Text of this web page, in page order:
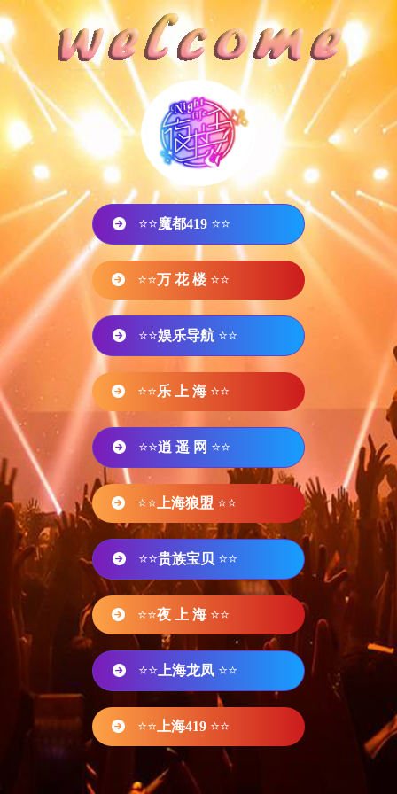
⭐⭐魔都419 ⭐⭐
⭐⭐万 花 楼 ⭐⭐
⭐⭐娱乐导航 ⭐⭐
⭐⭐乐 上 海 ⭐⭐
⭐⭐逍 遥 网 ⭐⭐
⭐⭐ 上海狼盟 ⭐⭐
⭐⭐贵族宝贝 ⭐⭐
⭐⭐夜 上 海 ⭐⭐
⭐⭐ 上海龙凤 ⭐⭐
⭐⭐ 上海419 ⭐⭐